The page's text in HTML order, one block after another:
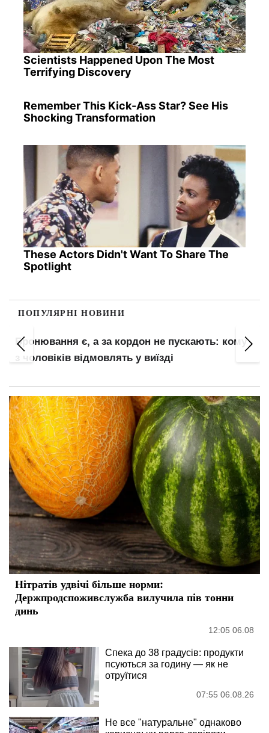
Scientists Happened Upon The Most
Terrifying Discovery
Remember This Kick-Ass Star? See His
Shocking Transformation
These Actors Didn't Want To Share The
Spotlight
ПОПУЛЯРНІ НОВИНИ
Бронювання є, а за кордон не пускають: кому
з чоловіків відмовлять у виїзді
Нітратів удвічі більше норми:
Держпродспоживслужба вилучила пів тонни
динь
12:05 06.08
Спека до 38 градусів: продукти
псуються за годину — як не
отруїтися
07:55 06.08.26
Не все "натуральне" однаково